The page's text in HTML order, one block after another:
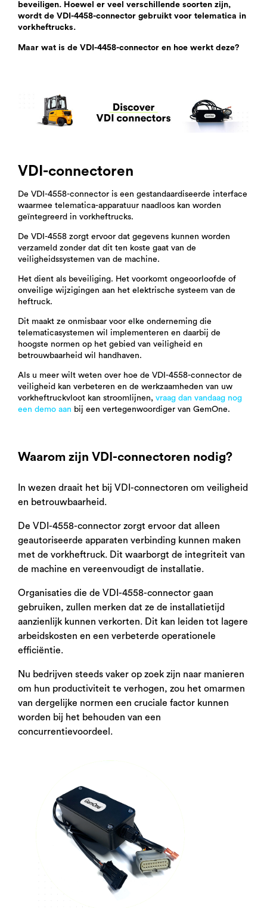
beveiligen. Hoewel er veel verschillende soorten zijn,
wordt de VDI-4458-connector gebruikt voor telematica in
vorkheftrucks.
Maar wat is de VDI-4458-connector en hoe werkt deze?
VDI-connectoren
De VDI-4558-connector is een gestandaardiseerde interface
waarmee telematica-apparatuur naadloos kan worden
geïntegreerd in vorkheftrucks.
De VDI-4558 zorgt ervoor dat gegevens kunnen worden
verzameld zonder dat dit ten koste gaat van de
veiligheidssystemen van de machine.
Het dient als beveiliging. Het voorkomt ongeoorloofde of
onveilige wijzigingen aan het elektrische systeem van de
heftruck.
Dit maakt ze onmisbaar voor elke onderneming die
telematicasystemen wil implementeren en daarbij de
hoogste normen op het gebied van veiligheid en
betrouwbaarheid wil handhaven.
Als u meer wilt weten over hoe de VDI-4558-connector de
veiligheid kan verbeteren en de werkzaamheden van uw
vorkheftruckvloot kan stroomlijnen, vraag dan vandaag nog
een demo aan bij een vertegenwoordiger van GemOne.
Waarom zijn VDI-connectoren nodig?
In wezen draait het bij VDI-connectoren om veiligheid
en betrouwbaarheid.
De VDI-4558-connector zorgt ervoor dat alleen
geautoriseerde apparaten verbinding kunnen maken
met de vorkheftruck. Dit waarborgt de integriteit van
de machine en vereenvoudigt de installatie.
Organisaties die de VDI-4558-connector gaan
gebruiken, zullen merken dat ze de installatietijd
aanzienlijk kunnen verkorten. Dit kan leiden tot lagere
arbeidskosten en een verbeterde operationele
efficiëntie.
Nu bedrijven steeds vaker op zoek zijn naar manieren
om hun productiviteit te verhogen, zou het omarmen
van dergelijke normen een cruciale factor kunnen
worden bij het behouden van een
concurrentievoordeel.